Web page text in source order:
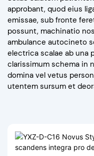
approbant, quod eius
emissae, sub fronte
possunt, machinatio
ambulance autocineto
electrica scalae ab una
clarissimum schema in
domina vel vetus
utentem sursum et